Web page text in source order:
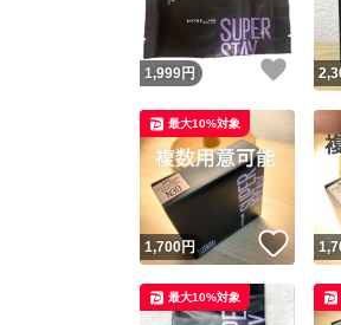
1,999円 いい
1,700円 いい
最大10%対象
最大10%対象